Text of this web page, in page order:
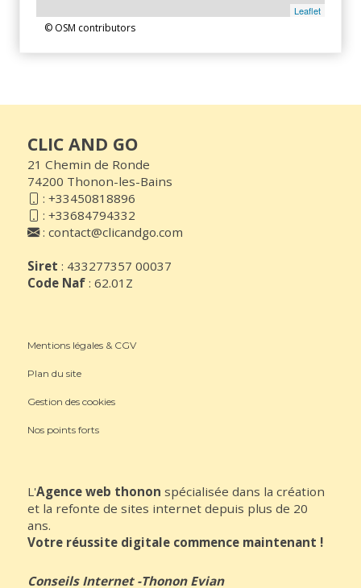
Leaflet
© OSM contributors
CLIC AND GO
21 Chemin de Ronde
74200 Thonon-les-Bains
: +33450818896
: +33684794332
: contact@clicandgo.com
Siret : 433277357 00037
Code Naf : 62.01Z
Mentions légales & CGV
Plan du site
Gestion des cookies
Nos points forts
L'Agence web thonon spécialisée dans la création
et la refonte de sites internet depuis plus de 20
ans.
Votre réussite digitale commence maintenant !
Conseils Internet-Thonon Evian